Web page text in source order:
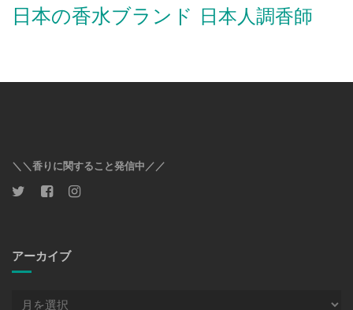
日本の香水ブランド 日本人調香師
＼＼香りに関すること発信中／／
アーカイブ